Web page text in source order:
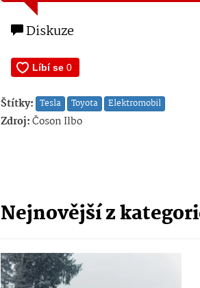
Diskuze
Štítky: Tesla Toyota Elektromobil
Zdroj:Čoson Ilbo
Nejnovější z